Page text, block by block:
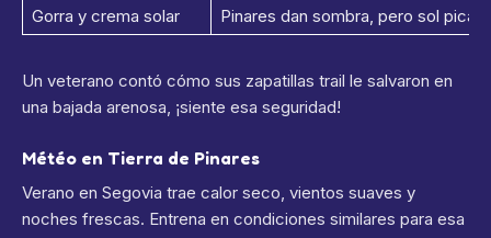
Gorra y crema solar Pinares dan sombra, pero sol pica
Un veterano contó cómo sus zapatillas trail le salvaron en
una bajada arenosa, ¡siente esa seguridad!
Météo en Tierra de Pinares
Verano en Segovia trae calor seco, vientos suaves y
noches frescas. Entrena en condiciones similares para esa